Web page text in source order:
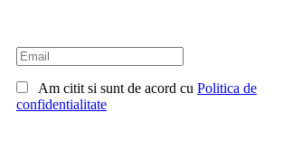
Am citit si sunt de acord cu Politica de
confidentialitate